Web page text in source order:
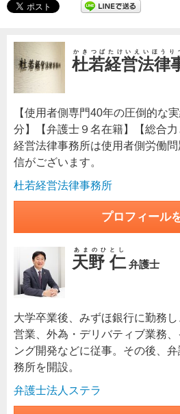
杜若経営法律
かきつばたけいえいほうり
【使用者側専門40年の圧倒的な
分】【弁護士９名在籍】【総合
経営法律事務所は使用者側労働
信がございます。
杜若経営法律事務所
プロフィール
天野 仁
あまのひとし
弁護士
大学卒業後、みずほ銀行に勤務
営業、外為・デリバティブ業務
ング開発などに従事。その後、
務所を開設。
弁護士法人ステラ